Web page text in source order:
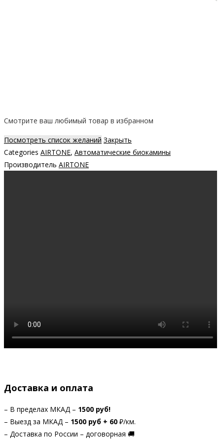
Смотрите ваш любимый товар в избранном
Посмотреть список желаний Закрыть
Categories AIRTONE, Автоматические биокамины
Производитель AIRTONE
Доставка и оплата
– В пределах МКАД – 1500 руб!
– Выезд за МКАД – 1500 руб + 60 ₽/км.
– Доставка по России – договорная 🚚